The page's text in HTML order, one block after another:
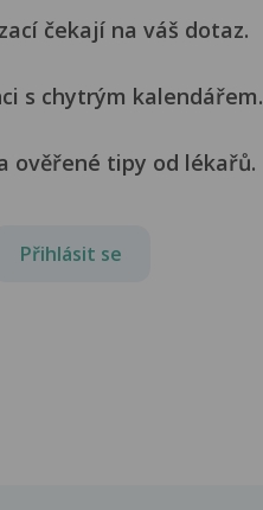
čekají na váš dotaz.
s chytrým kalendářem.
ověřené tipy od lékařů.
Přihlásit se